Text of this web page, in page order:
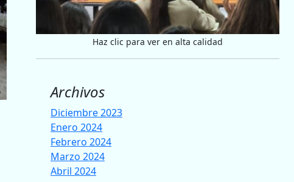
Haz clic para ver en alta calidad
Archivos
Diciembre 2023
Enero 2024
Febrero 2024
Marzo 2024
Abril 2024